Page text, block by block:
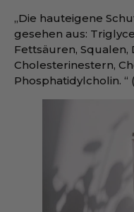
„Die hauteigene
gesehen aus:
Fettsäuren, Squalen,
Cholesterinestern,
Phosphatidylcholin. “ (